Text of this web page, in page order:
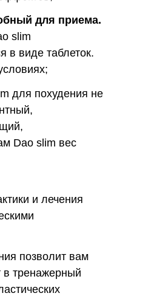
для приема.
slim
в виде таблеток.
для похудения не
и лечения
позволит вам
в тренажерный